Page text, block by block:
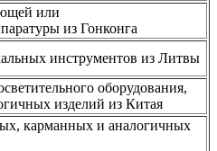
или
из Гонконга
инструментов из Литвы
оборудования,
изделий из Китая
карманных и аналогичных